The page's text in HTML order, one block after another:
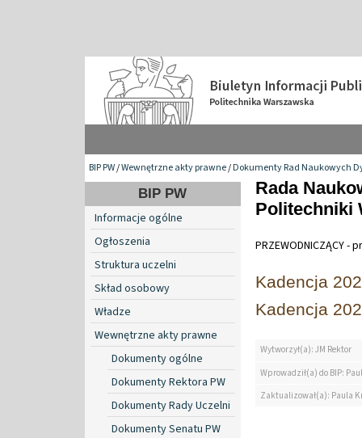
BIP PW/Wewnętrzne akty prawne/Dokumenty Rad Naukowych
BIP PW
Informacje ogólne
Ogłoszenia
Struktura uczelni
Skład osobowy
Władze
Wewnętrzne akty prawne
Dokumenty ogólne
Dokumenty Rektora PW
Dokumenty Rady Uczelni
Dokumenty Senatu PW
Rada
Politechniki
PRZEWODNICZĄCY -
Kadencja
Kadencja
Wytworzył(a): JM Rektor
Wprowadził(a) do BIP:
Zaktualizował(a): Paula